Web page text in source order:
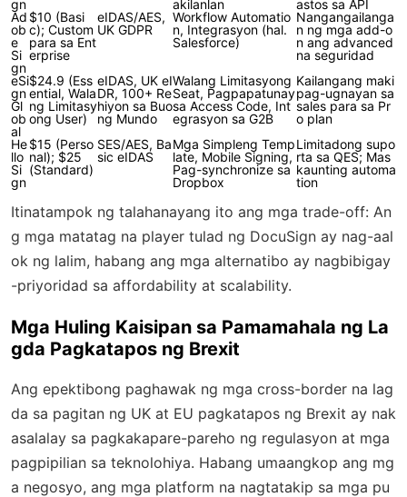
gn akilanlan
astos sa API
Ad
ob
e
Si
gn
$10 (Basi
c); Custom
para sa Ent
erprise
eIDAS/AES,
UK GDPR
Workflow Automatio
n, Integrasyon (hal.
Salesforce)
Nangangailanga
n ng mga add-o
n ang advanced
na seguridad
eSi
gn
Gl
ob
al
$24.9 (Ess
ential, Wala
ng Limitasy
ong User)
eIDAS, UK eI
DR, 100+ Re
hiyon sa Buo
ng Mundo
Walang Limitasyong
Seat, Pagpapatunay
sa Access Code, Int
egrasyon sa G2B
Kailangang maki
pag-ugnayan sa
sales para sa Pr
o plan
He
llo
Si
gn
$15 (Perso
nal); $25
(Standard)
SES/AES, Ba
sic eIDAS
Mga Simpleng Temp
late, Mobile Signing,
Pag-synchronize sa
Dropbox
Limitadong supo
rta sa QES; Mas
kaunting automa
tion
Itinatampok ng talahanayang ito ang mga trade-off: An
g mga matatag na player tulad ng DocuSign ay nag-aal
ok ng lalim, habang ang mga alternatibo ay nagbibigay
-priyoridad sa affordability at scalability.
Mga Huling Kaisipan sa Pamamahala ng La
gda Pagkatapos ng Brexit
Ang epektibong paghawak ng mga cross-border na lag
da sa pagitan ng UK at EU pagkatapos ng Brexit ay nak
asalalay sa pagkakapare-pareho ng regulasyon at mga
pagpipilian sa teknolohiya. Habang umaangkop ang mg
a negosyo, ang mga platform na nagtatakip sa mga pu